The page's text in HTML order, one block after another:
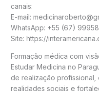
canais:
E-mail:
WhatsApp: +55 (67)
Site: https://
Formação médica com
Estudar Medicina no
de realização
realidades sociais e